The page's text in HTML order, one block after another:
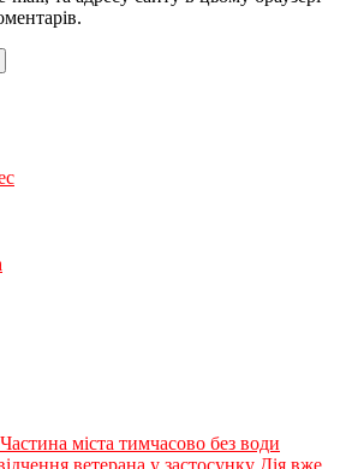
міста тимчасово без води
ветерана у застосунку Дія вже